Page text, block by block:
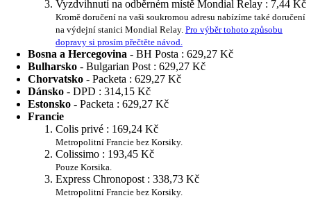
Vyzdvihnutí na odběrném místě Mondial Relay : 7,44 Kč
Kromě doručení na vaši soukromou adresu nabízíme také doručení
na výdejní stanici Mondial Relay. Pro výběr tohoto způsobu
dopravy si prosím přečtěte návod.
Bosna a Hercegovina - BH Posta : 629,27 Kč
Bulharsko - Bulgarian Post : 629,27 Kč
Chorvatsko - Packeta : 629,27 Kč
Dánsko - DPD : 314,15 Kč
Estonsko - Packeta : 629,27 Kč
Francie
Colis privé : 169,24 Kč
Metropolitní Francie bez Korsiky.
Colissimo : 193,45 Kč
Pouze Korsika.
Express Chronopost : 338,73 Kč
Metropolitní Francie bez Korsiky.